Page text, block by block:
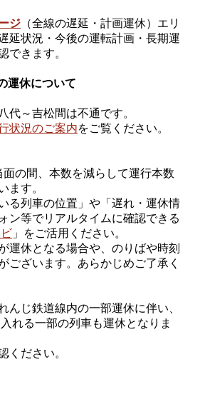
ジ （全線の遅延・計画運休）エリ
延状況・今後の運転計画・長期運
できます。
運休について
代～吉松間は不通です。
状況のご案内をご覧ください。
面の間、本数を減らして運行本数
ます。
る列車の位置」や「遅れ・運休情
ン等でリアルタイムに確認できる
」をご活用ください。
運休となる場合や、のりばや時刻
ございます。あらかじめご了承く
んじ鉄道線内の一部運休に伴い、
れる一部の列車も運休となりま
ください。